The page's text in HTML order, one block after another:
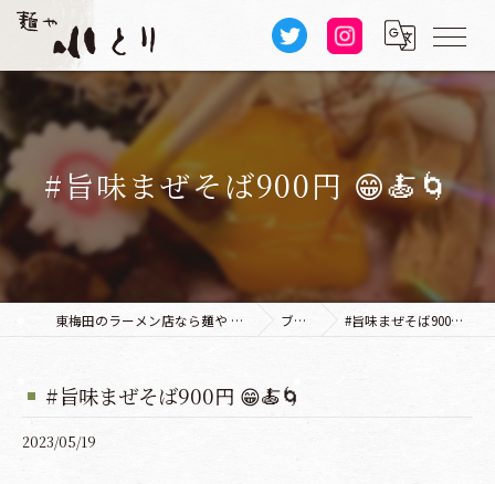
#旨味まぜそば900円 😁🍝🌀
東梅田のラーメン店なら麺や 小とり 本店 ブログ #旨味まぜそば900円 😁🍝🌀
#旨味まぜそば900円 😁🍝🌀
2023/05/19